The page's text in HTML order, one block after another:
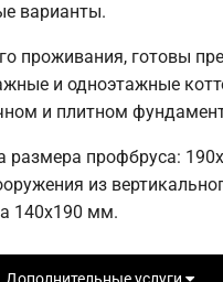
варианты.
проживания, готовы
и одноэтажные
и плитном
размера профбруса:
из
140х190 мм.